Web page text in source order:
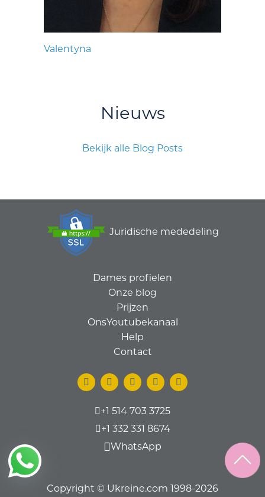
Valentyna
Nieuws
Bekijk alle Blog Posts
Juridische mededeling
Dames profielen
Onze blog
Prijzen
OnsYoutubekanaal
Help
Contact
+1 514 703 3725
+1 332 331 8674
WhatsApp
Copyright © Ukreine.com 1998-2026